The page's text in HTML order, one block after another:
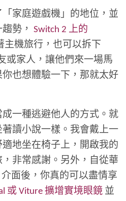
家庭遊戲機」的地位，並
勢， Switch 2 上的
主機旅行，也可以拆下
或家人，讓他們來一場馬
也想體驗一下，那就太好
一種逃避他人的方式。就
讀小說一樣。我會戴上一
地坐在椅子上，開啟我的
非常感謝。另外，自從華
介面後，你真的可以盡情享
或 Viture 擴增實境眼鏡 並